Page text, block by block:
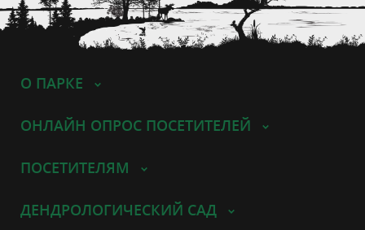
О ПАРКЕ
ОНЛАЙН ОПРОС ПОСЕТИТЕЛЕЙ
ПОСЕТИТЕЛЯМ
ДЕНДРОЛОГИЧЕСКИЙ САД